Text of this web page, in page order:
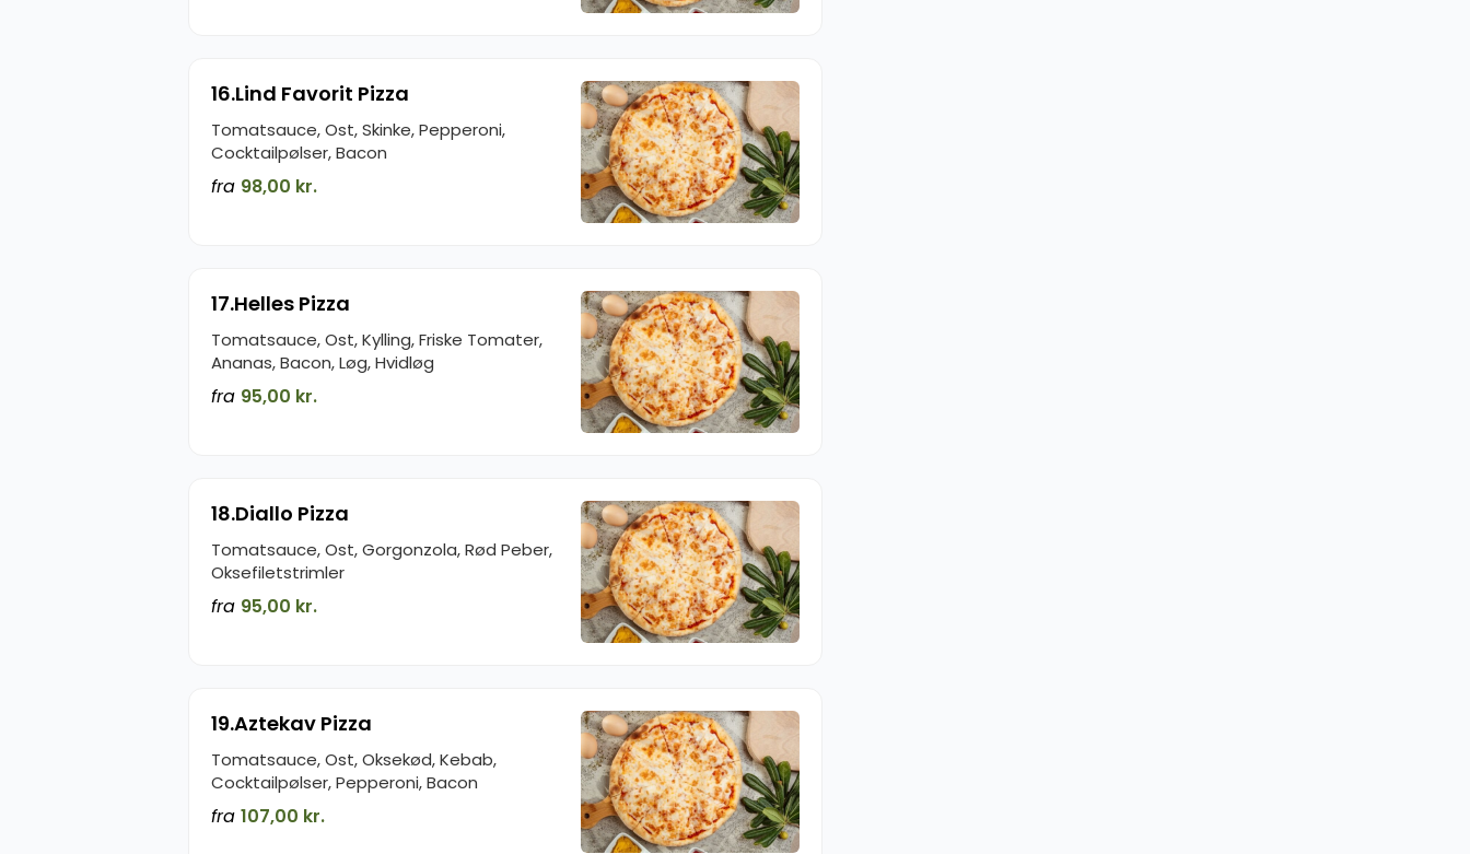
16.Lind Favorit Pizza
Tomatsauce, Ost, Skinke, Pepperoni,
Cocktailpølser, Bacon
fra 98,00 kr.
17.Helles Pizza
Tomatsauce, Ost, Kylling, Friske Tomater,
Ananas, Bacon, Løg, Hvidløg
fra 95,00 kr.
18.Diallo Pizza
Tomatsauce, Ost, Gorgonzola, Rød Peber,
Oksefiletstrimler
fra 95,00 kr.
19.Aztekav Pizza
Tomatsauce, Ost, Oksekød, Kebab,
Cocktailpølser, Pepperoni, Bacon
fra 107,00 kr.